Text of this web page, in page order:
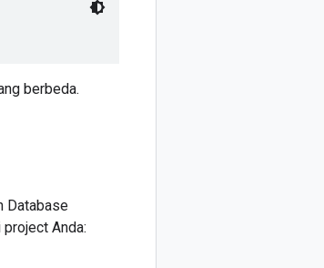
berbeda.
Database
Anda: